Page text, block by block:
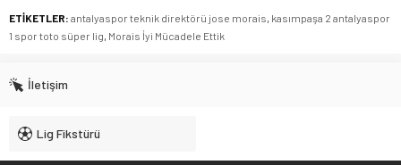
ETİKETLER: antalyaspor teknik direktörü jose morais kasımpaşa 2 antalyaspor
1 spor toto süper lig Morais İyi Mücadele Ettik
İletişim
Lig Fikstürü